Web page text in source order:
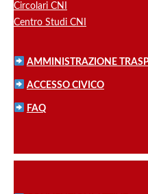
Circolari CNI
Centro Studi CNI
AMMINISTRAZIONE
ACCESSO CIVICO
FAQ